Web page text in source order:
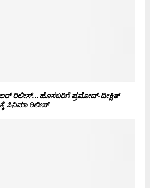
ರಿಲೀಸ್…ಹೊಸಬರಿಗೆ ಪ್ರಮೋದ್-ದೀಕ್ಷಿತ್
ಸಿನಿಮಾ ರಿಲೀಸ್